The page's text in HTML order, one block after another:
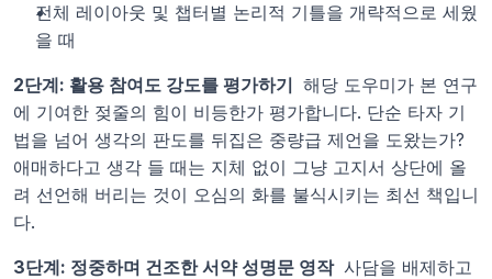
전체 레이아웃 및 챕터별 논리적 기틀을 개략적으로 세웠
을 때
2단계: 활용 참여도 강도를 평가하기 해당 도우미가 본 연구
에 기여한 젖줄의 힘이 비등한가 평가합니다. 단순 타자 기
법을 넘어 생각의 판도를 뒤집은 중량급 제언을 도왔는가?
애매하다고 생각 들 때는 지체 없이 그냥 고지서 상단에 올
려 선언해 버리는 것이 오심의 화를 불식시키는 최선 책입니
다.
3단계: 정중하며 건조한 서약 성명문 영작 사담을 배제하고